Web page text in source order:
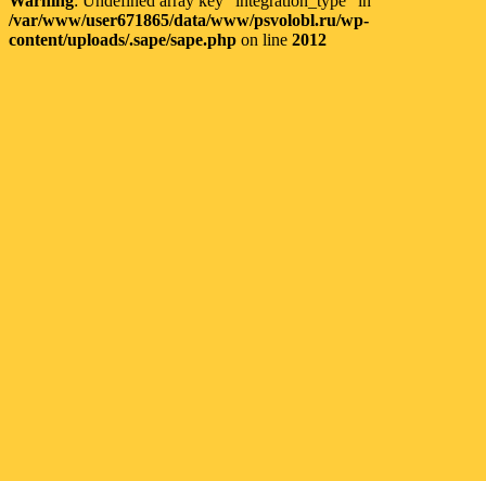
/var/www/user671865/data/www/psvolobl.ru/wp-
content/uploads/.sape/sape.php on line 2012